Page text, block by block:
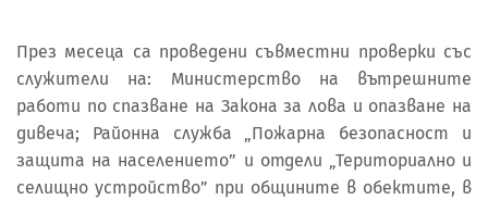
През месеца са проведени съвместни проверки със
служители на: Министерство на вътрешните
работи по спазване на Закона за лова и опазване на
дивеча; Районна служба „Пожарна безопасност и
защита на населението” и отдели „Териториално и
селищно устройство” при общините в обектите, в